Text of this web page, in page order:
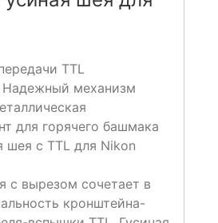
TTL
механизм
для горячего башмака
шея с TTL для Nikon
с вырезом сочетает в
кронштейна-